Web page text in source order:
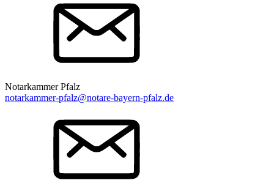
Notarkammer Pfalz
notarkammer-pfalz@notare-bayern-pfalz.de